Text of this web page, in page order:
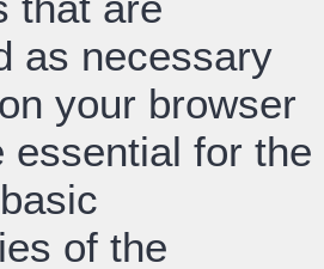
as necessary
your browser
essential for the
of the